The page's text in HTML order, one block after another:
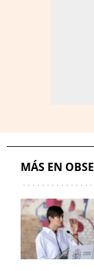
MÁS EN